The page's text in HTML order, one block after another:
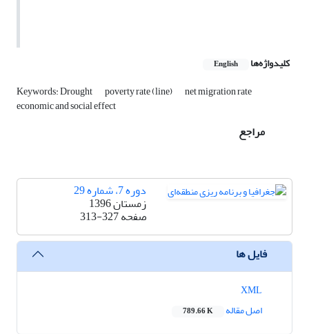
کلیدواژه‌ها English
Keywords: Drought poverty rate (line) net migration rate
economic and social effect
مراجع
دوره 7، شماره 29
زمستان 1396
صفحه313-327
فایل ها
اصل مقاله
789.66 K